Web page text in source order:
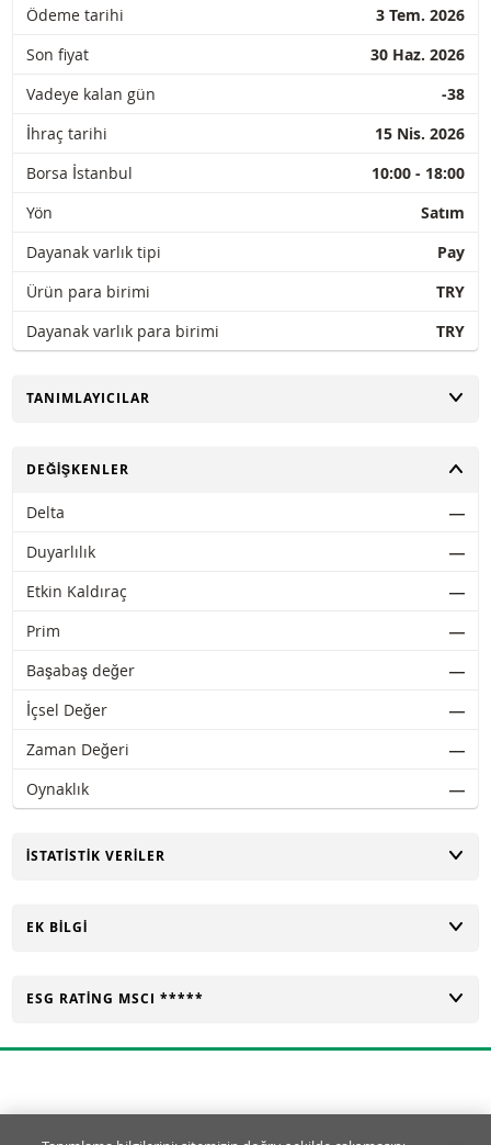
Ödeme tarihi
3 Tem. 2026
Son fiyat
30 Haz. 2026
Vadeye kalan gün
-38
İhraç tarihi
15 Nis. 2026
Borsa İstanbul
10:00 - 18:00
Yön
Satım
Dayanak varlık tipi
Pay
Ürün para birimi
TRY
Dayanak varlık para birimi
TRY
AÇ
TANIMLAYICILAR
AÇ
DEĞIŞKENLER
Delta
―
Duyarlılık
―
Etkin Kaldıraç
―
Prim
―
Başabaş değer
―
İçsel Değer
―
Zaman Değeri
―
Oynaklık
―
AÇ
İSTATISTIK VERILER
AÇ
EK BILGI
AÇ
ESG RATING MSCI *****
Tanımlama Bilgisi Ayarları